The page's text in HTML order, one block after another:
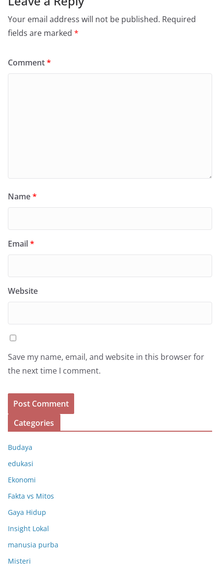
Your email address will not be published. Required
fields are marked *
Comment*
Name*
Email*
Website
Save my name, email, and website in this browser for
the next time I comment.
Categories
Budaya
edukasi
Ekonomi
Fakta vs Mitos
Gaya Hidup
Insight Lokal
manusia purba
Misteri